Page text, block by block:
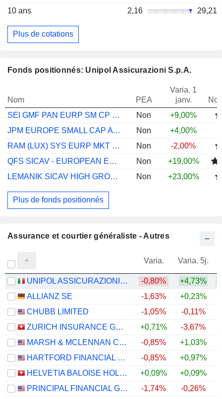
10 ans
2,16 29,21
Plus de cotations
Fonds positionnés: Unipol Assicurazioni S.p.A.
Nom PEA
Varia. 1
janv.
SEI GMF PAN EURP SM CP EUR INSTL A ACC
Non
+9,00%
JPM EUROPE SMALL CAP A DIST EUR
Non
+4,00%
RAM (LUX) SYS EURP MKT NETRL EQ PI EUR
Non
-2,00%
QFS SICAV - EUROPEAN EQS EUR I DIS
Non
+19,00%
LEMANIK SICAV HIGH GROWTH CAP RETAIL EUR
Non +23,00%
Plus de fonds positionnés
Assurance et courtier généraliste - Autres
Varia. Varia. 5j.
UNIPOL ASSICURAZIONI S.P.A. -0,80% +4,73%
ALLIANZ SE
-1,63% +0,23%
CHUBB LIMITED
-1,05% -0,11%
ZURICH INSURANCE GROUP LTD
+0,71% -3,67%
MARSH & MCLENNAN COMPANIES
-0,85% +1,03%
HARTFORD FINANCIAL SERVICES GROUP (THE), INC.
-0,85% +0,97%
HELVETIA BALOISE HOLDING AG
+0,09% +0,09%
PRINCIPAL FINANCIAL GROUP, INC.
-1,74% -0,26%